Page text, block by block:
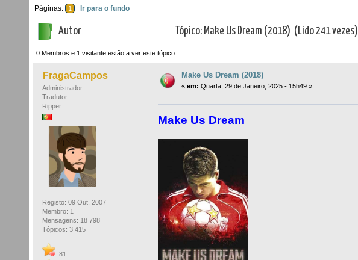
Páginas: 1 Ir para o fundo
Autor Tópico: Make Us Dream (2018) (Lido 241 vezes)
0 Membros e 1 visitante estão a ver este tópico.
FragaCampos
Administrador
Tradutor
Ripper
Registo: 09 Out, 2007
Membro: 1
Mensagens: 18 798
Tópicos: 3 415
: 81
Make Us Dream (2018)
« em: Quarta, 29 de Janeiro, 2025 - 15h49 »
Make Us Dream